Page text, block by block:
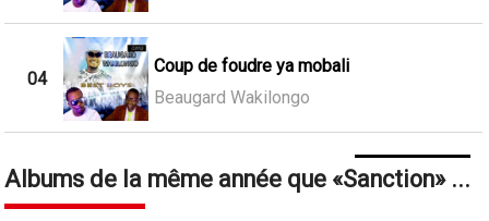
04
Coup de foudre ya mobali
Beaugard Wakilongo
Albums de la même année que Sanction ...